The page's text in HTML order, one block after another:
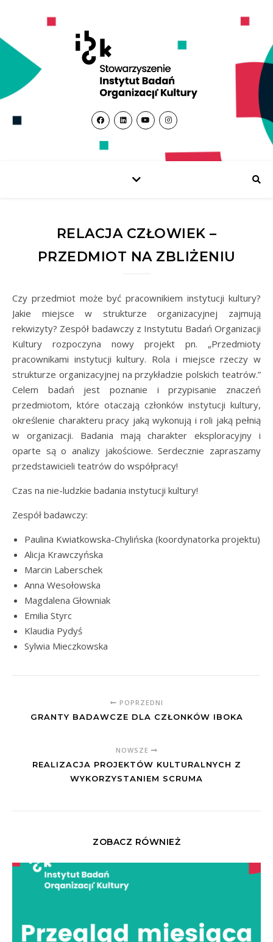
RELACJA CZŁOWIEK –
PRZEDMIOT NA ZBLIŻENIU
Czy przedmiot może być pracownikiem instytucji kultury?
Jakie miejsce w strukturze organizacyjnej zajmują
rekwizyty? Zespół badawczy z Instytutu Badań Organizacji
Kultury rozpoczyna nowy projekt pn. „Przedmioty
pracownikami instytucji kultury. Rola i miejsce rzeczy w
strukturze organizacyjnej na przykładzie polskich teatrów.”
Celem badań jest poznanie i przypisanie znaczeń
przedmiotom, które otaczają członków instytucji kultury,
określenie charakteru pracy jaką wykonują i roli jaką pełnią
w organizacji. Badania mają charakter eksploracyjny i
oparte są o analizy jakościowe. Serdecznie zapraszamy
przedstawicieli teatrów do współpracy!
Czas na nie-ludzkie badania instytucji kultury!
Zespół badawczy:
Paulina Kwiatkowska-Chylińska (koordynatorka projektu)
Alicja Krawczyńska
Marcin Laberschek
Anna Wesołowska
Magdalena Głowniak
Emilia Styrc
Klaudia Pydyś
Sylwia Mieczkowska
POPRZEDNI
GRANTY BADAWCZE DLA CZŁONKÓW IBOKA
NOWSZE
REALIZACJA PROJEKTÓW KULTURALNYCH Z
WYKORZYSTANIEM SCRUMA
ZOBACZ RÓWNIEŻ